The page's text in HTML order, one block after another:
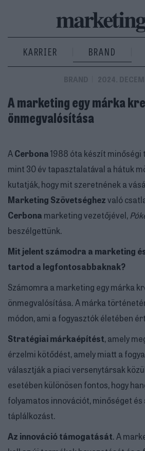
KARRIER BRAND
A marketing egy márka
önmegvalósítása
ACerbona1988 óta készít
mint 30 év tapasztalatával a hátuk
kutatják, hogy mit szeretnének a
Marketing Szövetséghezvaló
Cerbona marketing vezetőjével,
beszélgettünk.
Mit jelent számodra a marketing
tartod a legfontosabbaknak?
Számomra a marketing egy márka
önmegvalósítása. A márka
módon, ami a fogyasztók életében
Stratégiai márkaépítést, amely
érzelmi kötődést, amely miatt a
választják a piaci versenytársak
esetében különösen fontos, hogy
folyamatos innovációt, minőséget
táplálkozást.
Az innováció támogatását. A